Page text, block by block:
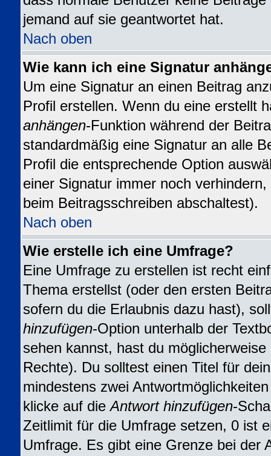
jemand auf sie geantwortet hat.
Nach oben
Wie kann ich eine Signatur
Um eine Signatur an einen Beitrag
Profil erstellen. Wenn du eine erstellt
anhängen-Funktion während der
standardmäßig eine Signatur an alle
Profil die entsprechende Option
einer Signatur immer noch
beim Beitragsschreiben abschaltest).
Nach oben
Wie erstelle ich eine Umfrage?
Eine Umfrage zu erstellen ist recht
Thema erstellst (oder den ersten
sofern du die Erlaubnis dazu hast),
hinzufügen-Option unterhalb der
sehen kannst, hast du
Rechte). Du solltest einen Titel für
mindestens zwei
klicke auf dieAntwort hinzufügen-
Zeitlimit für die Umfrage setzen, 0 ist
Umfrage. Es gibt eine Grenze bei der